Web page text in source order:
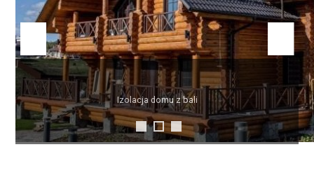
c
h
f
o
Izolacja domu z bali